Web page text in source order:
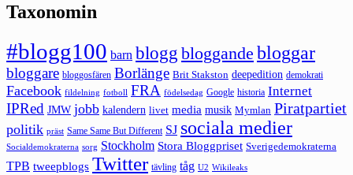
Taxonomin
#blogg100 barn blogg bloggande bloggar
bloggare bloggosfären Borlänge Brit Stakston deepedition demokrati
Facebook fildelning fotboll FRA födelsedag Google historia Internet
IPRed JMW jobb kalendern livet media musik Mymlan Piratpartiet
politik präst Same Same But Different SJ sociala medier
Socialdemokraterna sorg Stockholm Stora Bloggpriset Sverigedemokraterna
TPB tweepblogs Twitter tävling tåg U2 Wikileaks